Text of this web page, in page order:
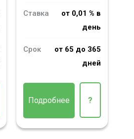
Ставка
от 0,01 % в
день
Срок
от 65 до 365
дней
Подробнее ?